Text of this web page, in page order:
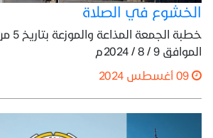
الخشوع في الصلاة
الموافق 9 / 8 / 2024م